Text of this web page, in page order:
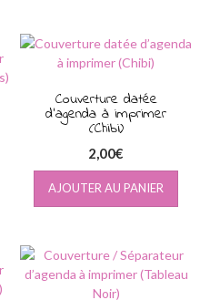
Couverture datée
d’agenda à imprimer
(Chibi)
2,00€
AJOUTER AU PANIER